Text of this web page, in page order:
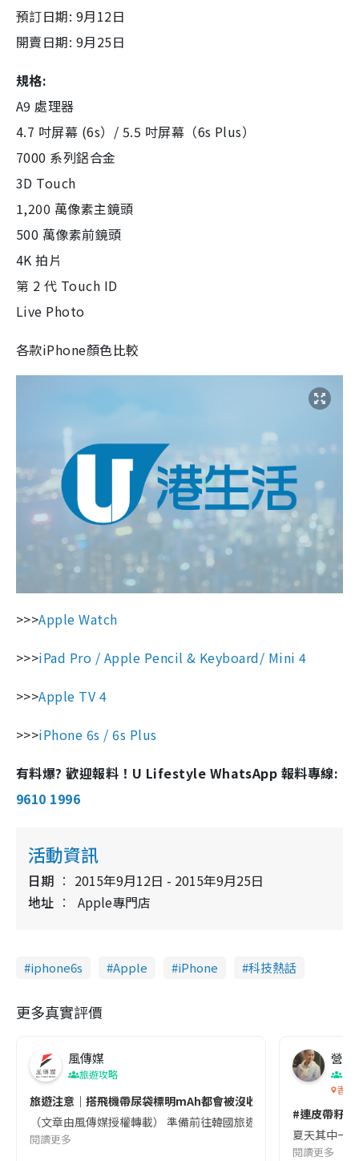
預訂日期: 9月12日
開賣日期: 9月25日
規格:
A9 處理器
4.7 吋屏幕 (6s）/ 5.5 吋屏幕（6s Plus）
7000 系列鋁合金
3D Touch
1,200 萬像素主鏡頭
500 萬像素前鏡頭
4K 拍片
第 2 代 Touch ID
Live Photo
各款iPhone顏色比較
>>>Apple Watch
>>>iPad Pro / Apple Pencil & Keyboard/ Mini 4
>>>Apple TV 4
>>>iPhone 6s / 6s Plus
有料爆? 歡迎報料！U Lifestyle WhatsApp 報料專線:
9610 1996
活動資訊
日期
2015年9月12日 - 2015年9月25日
地址
Apple專門店
iphone6s Apple iPhone 科技熱話
更多真實評價
風傳媒
旅遊攻略
旅遊注意｜搭飛機帶尿袋標明mAh都會被沒收😱出發前切記檢查
（文章由風傳媒授權轉載） 準備前往韓國旅遊的民眾，近期要
閱讀更多
營養
香港
#連皮帶籽
夏天其中一
閱讀更多